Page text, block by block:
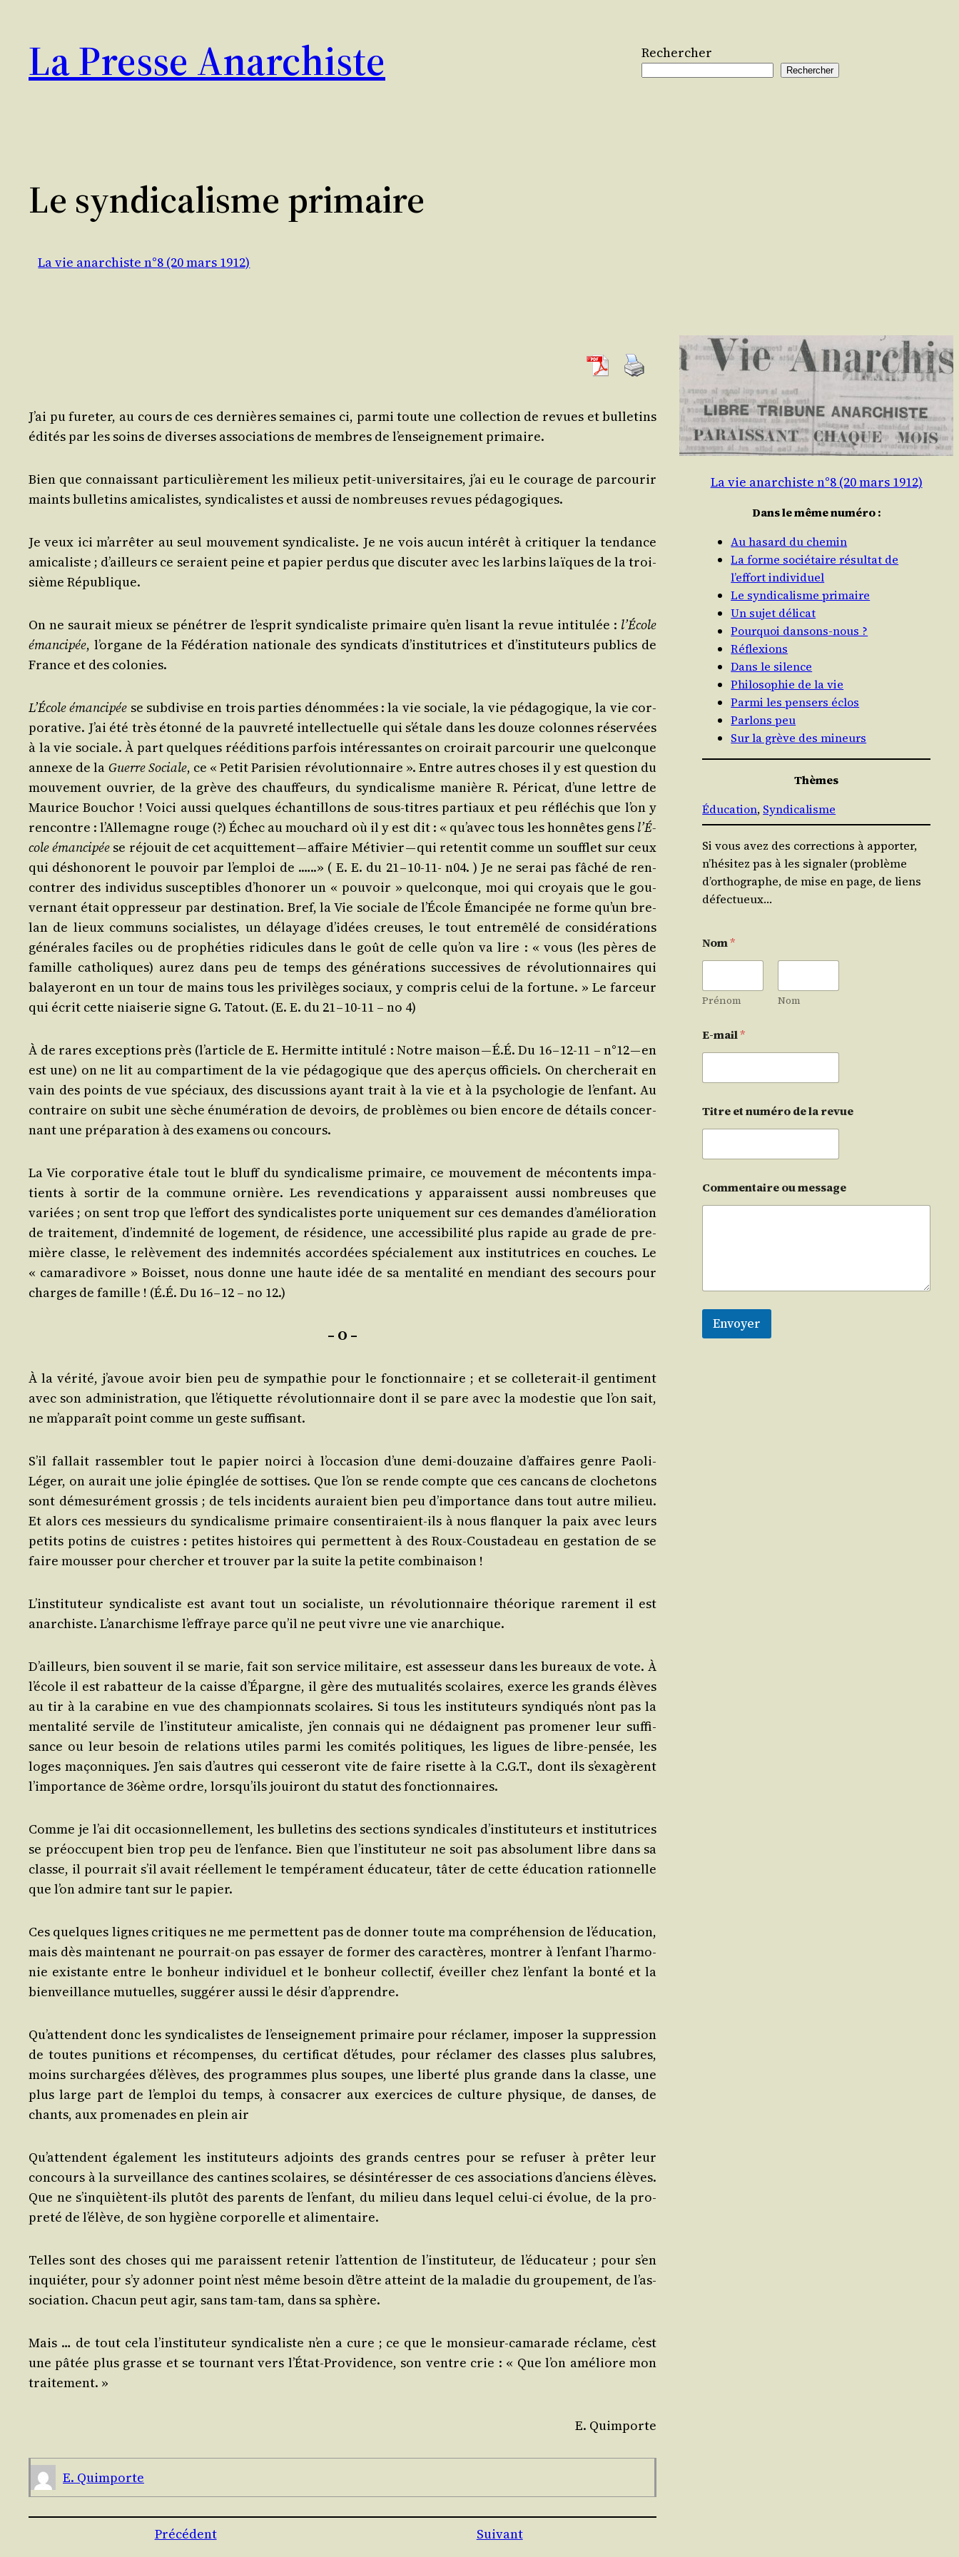
contenu
La Presse Anarchiste Rechercher
Rechercher
Le syndicalisme primaire
La vie anarchiste n°8 (20 mars 1912)
J’ai pu fure­ter, au cours de ces der­nières semaines ci, par­mi toute une col­lec­tion de revues et bul­le­tins
édi­tés par les soins de diverses asso­cia­tions de membres de l’en­sei­gne­ment primaire.
Bien que connais­sant par­ti­cu­liè­re­ment les milieux petit-uni­ver­si­taires, j’ai eu le cou­rage de par­cou­rir
maints bul­le­tins ami­ca­listes, syn­di­ca­listes et aus­si de nom­breuses revues pédagogiques.
Je veux ici m’ar­rê­ter au seul mou­ve­ment syn­di­ca­liste. Je ne vois aucun inté­rêt à cri­ti­quer la ten­dance
ami­ca­liste ; d’ailleurs ce seraient peine et papier per­dus que dis­cu­ter avec les lar­bins laïques de la troi­
sième République.
On ne sau­rait mieux se péné­trer de l’es­prit syn­di­ca­liste pri­maire qu’en lisant la revue inti­tu­lée : l’É­cole
éman­ci­pée, l’or­gane de la Fédé­ra­tion natio­nale des syn­di­cats d’ins­ti­tu­trices et d’ins­ti­tu­teurs publics de
France et des colonies.
L’É­cole éman­ci­pée se sub­di­vise en trois par­ties dénom­mées : la vie sociale, la vie péda­go­gique, la vie cor­
po­ra­tive. J’ai été très éton­né de la pau­vre­té intel­lec­tuelle qui s’é­tale dans les douze colonnes réser­vées
à la vie sociale. À part quelques réédi­tions par­fois inté­res­santes on croi­rait par­cou­rir une quel­conque
annexe de la Guerre Sociale, ce « Petit Pari­sien révo­lu­tion­naire ». Entre autres choses il y est ques­tion du
mou­ve­ment ouvrier, de la grève des chauf­feurs, du syn­di­ca­lisme manière R. Péri­cat, d’une lettre de
Mau­rice Bou­chor ! Voi­ci aus­si quelques échan­tillons de sous-titres par­tiaux et peu réflé­chis que l’on y
ren­contre : l’Al­le­magne rouge (?) Échec au mou­chard où il y est dit : « qu’a­vec tous les hon­nêtes gens l’É­
cole éman­ci­pée se réjouit de cet acquit­te­ment — affaire Méti­vier — qui reten­tit comme un souf­flet sur ceux
qui désho­norent le pou­voir par l’emploi de .…..» ( E. E. du 21 – 10-11- n04. ) Je ne serai pas fâché de ren­
con­trer des indi­vi­dus sus­cep­tibles d’ho­no­rer un « pou­voir » quel­conque, moi qui croyais que le gou­
ver­nant était oppres­seur par des­ti­na­tion. Bref, la Vie sociale de l’É­cole Éman­ci­pée ne forme qu’un bre­
lan de lieux com­muns socia­listes, un délayage d’i­dées creuses, le tout entre­mê­lé de consi­dé­ra­tions
géné­rales faciles ou de pro­phé­ties ridi­cules dans le goût de celle qu’on va lire : « vous (les pères de
famille catho­liques) aurez dans peu de temps des géné­ra­tions suc­ces­sives de révo­lu­tion­naires qui
balaye­ront en un tour de mains tous les pri­vi­lèges sociaux, y com­pris celui de la for­tune. » Le far­ceur
qui écrit cette niai­se­rie signe G. Tatout. (E. E. du 21 – 10-11 – no 4)
À de rares excep­tions près (l’ar­ticle de E. Her­mitte inti­tu­lé : Notre mai­son — É.É. Du 16 – 12-11 – n°12 — en
est une) on ne lit au com­par­ti­ment de la vie péda­go­gique que des aper­çus offi­ciels. On cher­che­rait en
vain des points de vue spé­ciaux, des dis­cus­sions ayant trait à la vie et à la psy­cho­lo­gie de l’en­fant. Au
contraire on subit une sèche énu­mé­ra­tion de devoirs, de pro­blèmes ou bien encore de détails concer­
nant une pré­pa­ra­tion à des exa­mens ou concours.
La Vie cor­po­ra­tive étale tout le bluff du syn­di­ca­lisme pri­maire, ce mou­ve­ment de mécon­tents impa­
tients à sor­tir de la com­mune ornière. Les reven­di­ca­tions y appa­raissent aus­si nom­breuses que
variées ; on sent trop que l’ef­fort des syn­di­ca­listes porte uni­que­ment sur ces demandes d’a­mé­lio­ra­tion
de trai­te­ment, d’in­dem­ni­té de loge­ment, de rési­dence, une acces­si­bi­li­té plus rapide au grade de pre­
mière classe, le relè­ve­ment des indem­ni­tés accor­dées spé­cia­le­ment aux ins­ti­tu­trices en couches. Le
« cama­ra­di­vore » Bois­set, nous donne une haute idée de sa men­ta­li­té en men­diant des secours pour
charges de famille ! (É.É. Du 16 – 12 – no 12.)
– O –
À la véri­té, j’a­voue avoir bien peu de sym­pa­thie pour le fonc­tion­naire ; et se col­le­te­rait-il gen­ti­ment
avec son admi­nis­tra­tion, que l’é­ti­quette révo­lu­tion­naire dont il se pare avec la modes­tie que l’on sait,
ne m’ap­pa­raît point comme un geste suffisant.
S’il fal­lait ras­sem­bler tout le papier noir­ci à l’oc­ca­sion d’une demi-dou­zaine d’af­faires genre Pao­li-
Léger, on aurait une jolie épin­glée de sot­tises. Que l’on se rende compte que ces can­cans de clo­che­tons
sont déme­su­ré­ment gros­sis ; de tels inci­dents auraient bien peu d’im­por­tance dans tout autre milieu.
Et alors ces mes­sieurs du syn­di­ca­lisme pri­maire consen­ti­raient-ils à nous flan­quer la paix avec leurs
petits potins de cuistres : petites his­toires qui per­mettent à des Roux-Cous­ta­deau en ges­ta­tion de se
faire mous­ser pour cher­cher et trou­ver par la suite la petite combinaison !
L’ins­ti­tu­teur syn­di­ca­liste est avant tout un socia­liste, un révo­lu­tion­naire théo­rique rare­ment il est
anar­chiste. L’a­nar­chisme l’ef­fraye parce qu’il ne peut vivre une vie anarchique.
D’ailleurs, bien sou­vent il se marie, fait son ser­vice mili­taire, est asses­seur dans les bureaux de vote. À
l’é­cole il est rabat­teur de la caisse d’É­pargne, il gère des mutua­li­tés sco­laires, exerce les grands élèves
au tir à la cara­bine en vue des cham­pion­nats sco­laires. Si tous les ins­ti­tu­teurs syn­di­qués n’ont pas la
men­ta­li­té ser­vile de l’ins­ti­tu­teur ami­ca­liste, j’en connais qui ne dédaignent pas pro­me­ner leur suf­fi­
sance ou leur besoin de rela­tions utiles par­mi les comi­tés poli­tiques, les ligues de libre-pen­sée, les
loges maçon­niques. J’en sais d’autres qui ces­se­ront vite de faire risette à la C.G.T., dont ils s’exa­gèrent
l’im­por­tance de 36ème ordre, lors­qu’ils joui­ront du sta­tut des fonctionnaires.
Comme je l’ai dit occa­sion­nel­le­ment, les bul­le­tins des sec­tions syn­di­cales d’ins­ti­tu­teurs et ins­ti­tu­trices
se pré­oc­cupent bien trop peu de l’en­fance. Bien que l’ins­ti­tu­teur ne soit pas abso­lu­ment libre dans sa
classe, il pour­rait s’il avait réel­le­ment le tem­pé­ra­ment édu­ca­teur, tâter de cette édu­ca­tion ration­nelle
que l’on admire tant sur le papier.
Ces quelques lignes cri­tiques ne me per­mettent pas de don­ner toute ma com­pré­hen­sion de l’é­du­ca­tion,
mais dès main­te­nant ne pour­rait-on pas essayer de for­mer des carac­tères, mon­trer à l’en­fant l’har­mo­
nie exis­tante entre le bon­heur indi­vi­duel et le bon­heur col­lec­tif, éveiller chez l’en­fant la bon­té et la
bien­veillance mutuelles, sug­gé­rer aus­si le désir d’apprendre.
Qu’at­tendent donc les syn­di­ca­listes de l’en­sei­gne­ment pri­maire pour récla­mer, impo­ser la sup­pres­sion
de toutes puni­tions et récom­penses, du cer­ti­fi­cat d’é­tudes, pour récla­mer des classes plus salubres,
moins sur­char­gées d’é­lèves, des pro­grammes plus soupes, une liber­té plus grande dans la classe, une
plus large part de l’emploi du temps, à consa­crer aux exer­cices de culture phy­sique, de danses, de
chants, aux pro­me­nades en plein air
Qu’at­tendent éga­le­ment les ins­ti­tu­teurs adjoints des grands centres pour se refu­ser à prê­ter leur
concours à la sur­veillance des can­tines sco­laires, se dés­in­té­res­ser de ces asso­cia­tions d’an­ciens élèves.
Que ne s’in­quiètent-ils plu­tôt des parents de l’en­fant, du milieu dans lequel celui-ci évo­lue, de la pro­
pre­té de l’é­lève, de son hygiène cor­po­relle et alimentaire.
Telles sont des choses qui me paraissent rete­nir l’at­ten­tion de l’ins­ti­tu­teur, de l’é­du­ca­teur ; pour s’en
inquié­ter, pour s’y adon­ner point n’est même besoin d’être atteint de la mala­die du grou­pe­ment, de l’as­
so­cia­tion. Cha­cun peut agir, sans tam-tam, dans sa sphère.
Mais … de tout cela l’ins­ti­tu­teur syn­di­ca­liste n’en a cure ; ce que le mon­sieur-cama­rade réclame, c’est
une pâtée plus grasse et se tour­nant vers l’É­tat-Pro­vi­dence, son ventre crie : « Que l’on amé­liore mon
traitement. »
E. Quim­porte
E. Quim­porte
Précédent Suivant
La vie anarchiste n°8 (20 mars 1912)
Dans le même numéro :
Au hasard du chemin
La forme sociétaire résultat de
l’effort individuel
Le syndicalisme primaire
Un sujet délicat
Pourquoi dansons-nous ?
Réflexions
Dans le silence
Philosophie de la vie
Parmi les pensers éclos
Parlons peu
Sur la grève des mineurs
Thèmes
Éducation, Syndicalisme
Si vous avez des corrections à apporter,
n’hésitez pas à les signaler (problème
d’orthographe, de mise en page, de liens
défectueux…
Nom*
Prénom Nom
E-mail*
Titre et numéro de la revue
Commentaire ou message
Envoyer